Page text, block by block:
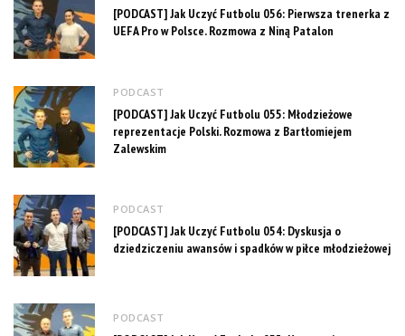
[PODCAST] Jak Uczyć Futbolu 056: Pierwsza trenerka z
UEFA Pro w Polsce. Rozmowa z Niną Patalon
PODCAST
[PODCAST] Jak Uczyć Futbolu 055: Młodzieżowe
reprezentacje Polski. Rozmowa z Bartłomiejem
Zalewskim
PODCAST
[PODCAST] Jak Uczyć Futbolu 054: Dyskusja o
dziedziczeniu awansów i spadków w piłce młodzieżowej
PODCAST